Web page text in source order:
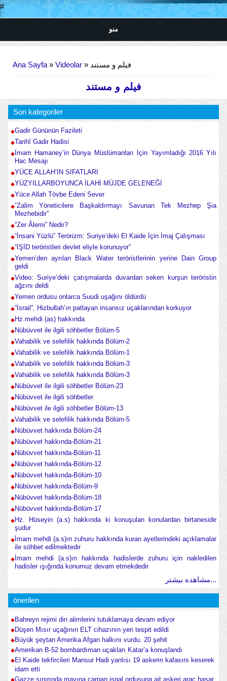
#
منو
Ana Sayfa» Videolar » فیلم و مستند
فیلم و مستند
Son kategoriler
Gadir Gününün Fazileti
Tarihî Gadir Hadisi
İmam Hamaney’in Dünya Müslümanları İçin Yayımladığı 2016 Yılı
Hac Mesajı
YÜCE ALLAH’IN SIFATLARI
YÜZYILLARBOYUNCA İLAHİ MÜJDE GELENEĞİ
Yüce Allah Tövbe Edeni Sever
“Zalim Yöneticilere Başkaldırmayı Savunan Tek Mezhep Şia
Mezhebidir”
“Zer Âlemi” Nedir?
“İnsani Yüzlü” Terörizm: Suriye’deki El Kaide İçin İmaj Çalışması
“IŞİD teröristleri devlet eliyle korunuyor”
Yemen’den ayrılan Black Water teröristlerinin yerine Dain Group
geldi
Video: Suriye’deki çatışmalarda duvardan seken kurşun teröristin
ağzını deldi
Yemen ordusu onlarca Suudi uşağını öldürdü
“İsrail”, Hizbullah’ın patlayan insansız uçaklarından korkuyor
Hz.mehdi (as) hakkında
Nübüvvet ile ilgili söhbetler Bölüm-5
Vahabilik ve selefilik hakkında Bölüm-2
Vahabilik ve selefilik hakkında Bölüm-1
Vahabilik ve selefilik hakkında Bölüm-3
Vahabilik ve selefilik hakkında Bölüm-3
Nübüvvet ile ilgili söhbetler Bölüm-23
Nübüvvet ile ilgili söhbetler
Nübüvvet ile ilgili söhbetler Bölüm-13
Vahabilik ve selefilik hakkında Bölüm-5
Nübüvvet hakkında Bölüm-24
Nübüvvet hakkında-Bölüm-21
Nübüvvet hakkında-Bölüm-11
Nübüvvet hakkında-Bölüm-12
Nübüvvet hakkında-Bölüm-10
Nübüvvet hakkında-Bölüm-9
Nübüvvet hakkında-Bölüm-18
Nübüvvet hakkında-Bölüm-17
Hz. Hüseyin (a.s) hakkında ki konuşulan konulardan birtaneside
şudur
İmam mehdi (a.s)ın zuhuru hakkında kuran ayetlerindeki açıklamalar
ile söhbet edilmektedir
İmam mehdi (a.s)ın hakkında hadislerde zuhuru için nakledilen
hadisler ışığında konumuz devam etmekdedir
مشاهده بیشتر...
önerilen
Bahreyn rejimi din alimlerini tutuklamaya devam ediyor
Düşen Mısır uçağının ELT cihazının yeri tespit edildi
Büyük şeytan Amerika Afgan halkını vurdu. 20 şehit
Amerikan B-52 bombardıman uçakları Katar’a konuşlandı
El Kaide tekfircileri Mansur Hadi yanlısı 19 askerin kafasını keserek
idam etti
Gazze sınırında mayına çarpan işgal ordusuna ait askeri araç hasar